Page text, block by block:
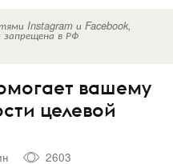
Instagram и Facebook,
запрещена в РФ
вашему
целевой
2603